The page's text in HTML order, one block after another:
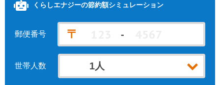
くらしエナジーの節約額シミュレーション
郵便番号 〒 -
世帯人数